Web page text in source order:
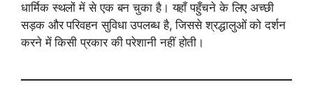
धार्मिक स्थलों में से एक बन चुका है। यहाँ पहुँचने के लिए अच्छी
सड़क और परिवहन सुविधा उपलब्ध है, जिससे श्रद्धालुओं को दर्शन
करने में किसी प्रकार की परेशानी नहीं होती।